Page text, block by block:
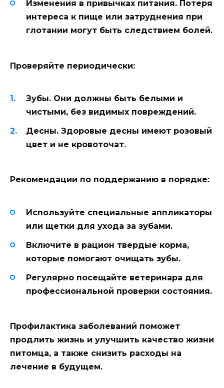
Изменения в привычках питания. Потеря
интереса к пище или затруднения при
глотании могут быть следствием болей.
Проверяйте периодически:
Зубы. Они должны быть белыми и
чистыми, без видимых повреждений.
Десны. Здоровые десны имеют розовый
цвет и не кровоточат.
Рекомендации по поддержанию в порядке:
Используйте специальные аппликаторы
или щетки для ухода за зубами.
Включите в рацион твердые корма,
которые помогают очищать зубы.
Регулярно посещайте ветеринара для
профессиональной проверки состояния.
Профилактика заболеваний поможет
продлить жизнь и улучшить качество жизни
питомца, а также снизить расходы на
лечение в будущем.